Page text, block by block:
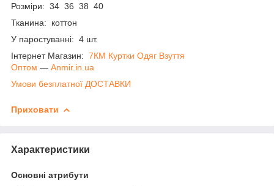
Розміри: 34 36 38 40
Тканина: коттон
У паростуванні: 4 шт.
Інтернет Магазин: 7КМ Куртки Одяг Взуття
Оптом ― Anmir.in.ua
Умови безплатної ДОСТАВКИ
Приховати
Характеристики
Основні атрибути